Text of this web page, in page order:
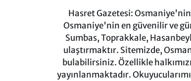
Hasret Gazetesi:
Osmaniye'nin en güvenilir ve
Sumbas, Toprakkale,
ulaştırmaktır. Sitemizde,
bulabilirsiniz. Özellikle
yayınlanmaktadır.